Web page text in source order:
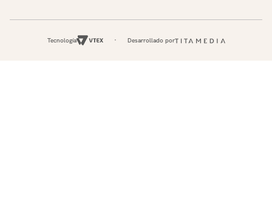
Tecnología Desarrollado por